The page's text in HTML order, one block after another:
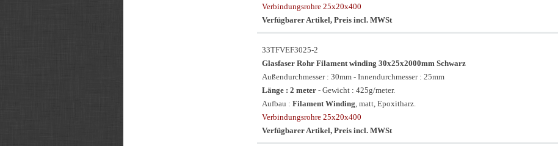
Verbindungsrohre 25x20x400
Verfügbarer Artikel, Preis incl. MWSt
33TFVEF3025-2
Glasfaser Rohr Filament winding 30x25x2000mm Schwarz
Außendurchmesser : 30mm - Innendurchmesser : 25mm
Länge : 2 meter - Gewicht : 425g/meter.
Aufbau : Filament Winding, matt, Epoxitharz.
Verbindungsrohre 25x20x400
Verfügbarer Artikel, Preis incl. MWSt